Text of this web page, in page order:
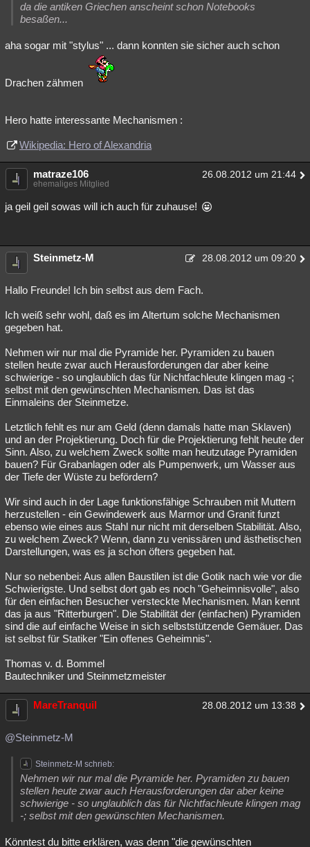
da die antiken Griechen anscheint schon Notebooks
besaßen...
aha sogar mit "stylus" ... dann konnten sie sicher auch schon
Drachen zähmen
Hero hatte interessante Mechanismen :
Wikipedia: Hero of Alexandria
matraze106 26.08.2012 um 21:44
ehemaliges Mitglied
ja geil geil sowas will ich auch für zuhause!
Steinmetz-M 28.08.2012 um 09:20
Hallo Freunde! Ich bin selbst aus dem Fach.
Ich weiß sehr wohl, daß es im Altertum solche Mechanismen
gegeben hat.
Nehmen wir nur mal die Pyramide her. Pyramiden zu bauen
stellen heute zwar auch Herausforderungen dar aber keine
schwierige - so unglaublich das für Nichtfachleute klingen mag -;
selbst mit den gewünschten Mechanismen. Das ist das
Einmaleins der Steinmetze.
Letztlich fehlt es nur am Geld (denn damals hatte man Sklaven)
und an der Projektierung. Doch für die Projektierung fehlt heute der
Sinn. Also, zu welchem Zweck sollte man heutzutage Pyramiden
bauen? Für Grabanlagen oder als Pumpenwerk, um Wasser aus
der Tiefe der Wüste zu befördern?
Wir sind auch in der Lage funktionsfähige Schrauben mit Muttern
herzustellen - ein Gewindewerk aus Marmor und Granit funzt
ebenso wie eines aus Stahl nur nicht mit derselben Stabilität. Also,
zu welchem Zweck? Wenn, dann zu venissären und ästhetischen
Darstellungen, was es ja schon öfters gegeben hat.
Nur so nebenbei: Aus allen Baustilen ist die Gotik nach wie vor die
Schwierigste. Und selbst dort gab es noch "Geheimnisvolle", also
für den einfachen Besucher versteckte Mechanismen. Man kennt
das ja aus "Ritterburgen". Die Stabilität der (einfachen) Pyramiden
sind die auf einfache Weise in sich selbststützende Gemäuer. Das
ist selbst für Statiker "Ein offenes Geheimnis".
Thomas v. d. Bommel
Bautechniker und Steinmetzmeister
MareTranquil 28.08.2012 um 13:38
@Steinmetz-M
Steinmetz-M schrieb:
Nehmen wir nur mal die Pyramide her. Pyramiden zu bauen
stellen heute zwar auch Herausforderungen dar aber keine
schwierige - so unglaublich das für Nichtfachleute klingen mag
-; selbst mit den gewünschten Mechanismen.
Könntest du bitte erklären, was denn "die gewünschten